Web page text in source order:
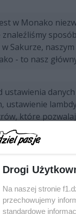
w Monako
w Sakurze,
- to nasz
ustawienia
ustawienie
które
testy z
wolne
odpowiednią
Drogi
Na naszej stronie
przechowujemy
standardowe